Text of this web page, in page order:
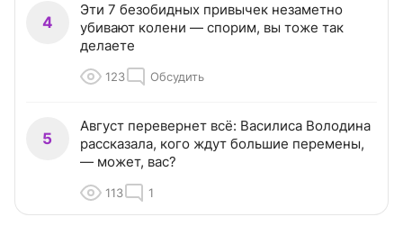
4
Эти 7 безобидных привычек незаметно
убивают колени — спорим, вы тоже так
делаете
123 Обсудить
5
Август перевернет всё: Василиса Володина
рассказала, кого ждут большие перемены,
— может, вас?
113 1